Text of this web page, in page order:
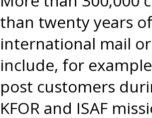
than twenty years
international mail
include, for
post customers
KFOR and ISAF